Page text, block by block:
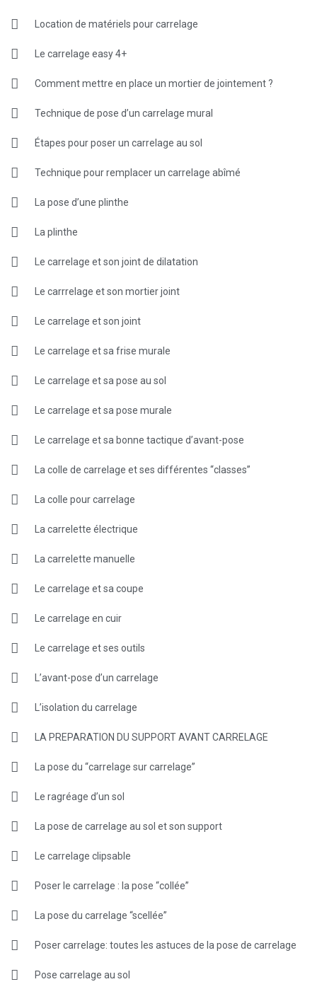
Location de matériels pour carrelage
Le carrelage easy 4+
Comment mettre en place un mortier de jointement ?
Technique de pose d’un carrelage mural
Étapes pour poser un carrelage au sol
Technique pour remplacer un carrelage abîmé
La pose d’une plinthe
La plinthe
Le carrelage et son joint de dilatation
Le carrrelage et son mortier joint
Le carrelage et son joint
Le carrelage et sa frise murale
Le carrelage et sa pose au sol
Le carrelage et sa pose murale
Le carrelage et sa bonne tactique d’avant-pose
La colle de carrelage et ses différentes “classes”
La colle pour carrelage
La carrelette électrique
La carrelette manuelle
Le carrelage et sa coupe
Le carrelage en cuir
Le carrelage et ses outils
L’avant-pose d’un carrelage
L’isolation du carrelage
LA PREPARATION DU SUPPORT AVANT CARRELAGE
La pose du “carrelage sur carrelage”
Le ragréage d’un sol
La pose de carrelage au sol et son support
Le carrelage clipsable
Poser le carrelage : la pose “collée”
La pose du carrelage “scellée”
Poser carrelage: toutes les astuces de la pose de carrelage
Pose carrelage au sol